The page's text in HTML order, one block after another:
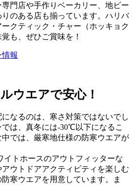
門店や手作りベーカリー、地ビー
のある店も揃っています。ハリバ
クティック・チャー（ホッキョク
も、ぜひご賞味を！
報
ウエアで安心！
なるのは、寒さ対策ではないでし
は、真冬には-30℃以下になるこ
では、厳寒地仕様の防寒ウエアが
イトホースのアウトフィッターな
ウトドアアクティビティを楽しむ
寒ウエアを用意しています。ま